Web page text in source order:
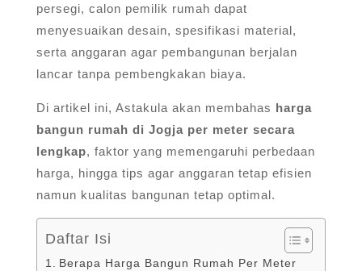
persegi, calon pemilik rumah dapat
menyesuaikan desain, spesifikasi material,
serta anggaran agar pembangunan berjalan
lancar tanpa pembengkakan biaya.
Di artikel ini, Astakula akan membahas harga
bangun rumah di Jogja per meter secara
lengkap, faktor yang memengaruhi perbedaan
harga, hingga tips agar anggaran tetap efisien
namun kualitas bangunan tetap optimal.
Daftar Isi
Berapa Harga Bangun Rumah Per Meter